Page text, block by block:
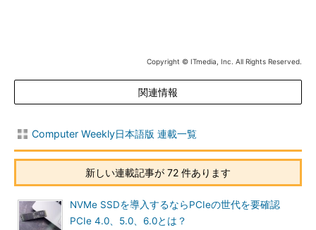
Copyright © ITmedia, Inc. All Rights Reserved.
関連情報
Computer Weekly日本語版 連載一覧
新しい連載記事が 72 件あります
NVMe SSDを導入するならPCIeの世代を要確認
PCIe 4.0、5.0、6.0とは？